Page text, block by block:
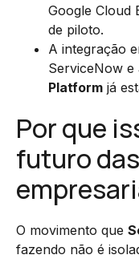
Google Cloud
de piloto.
A integração
ServiceNow e
Platform já
Por que
futuro
O movimento que
fazendo não é